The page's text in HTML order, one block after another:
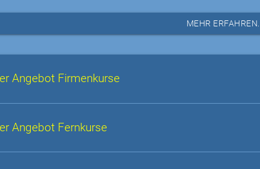
MEHR ERFAHREN...
Angebot Firmenkurse
Angebot Fernkurse